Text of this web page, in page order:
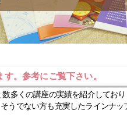
。参考にご覧下さい。
多くの講座の実績を紹介してお
うでない方も充実したラインナッ